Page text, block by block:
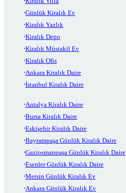
Günlük Kiralık Ev
Kiralık Yazlık
Kiralık Depo
Kiralık Müstakil Ev
Kiralık Ofis
Ankara Kiralık Daire
İstanbul Kiralık Daire
Antalya Kiralık Daire
Bursa Kiralık Daire
Eskişehir Kiralık Daire
Bayrampaşa Günlük Kiralık Daire
Gaziosmanpaşa Günlük Kiralık Daire
Esenler Günlük Kiralık Daire
Mersin Günlük Kiralık Ev
Ankara Günlük Kiralık Ev